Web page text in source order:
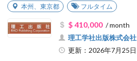
本州 東京都 フルタイム
$ 410,000/ month
理工学社出版株式会社
更新：2026年7月25日